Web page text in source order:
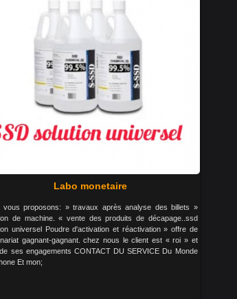
Labo monetaire
vous proposons: » travaux après analyse des billets »
de machine. « vente des produits de décapage..ssd
universel Poudre d'activation et réactivation » offre de
gagnant-gagnant. chez nous le client est « roi » et
ses engagements CONTACT DU SERVICE Du Monde
Et mon;